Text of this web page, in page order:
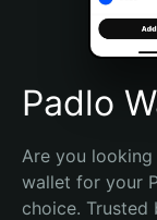
Português (Brasil)
Español
Padlo
Are you
wallet for your
choice. Trusted